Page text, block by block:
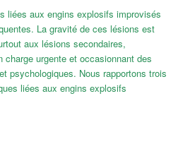
liées aux engins explosifs improvisés
La gravité de ces lésions est
aux lésions secondaires,
charge urgente et occasionnant des
psychologiques. Nous rapportons trois
liées aux engins explosifs